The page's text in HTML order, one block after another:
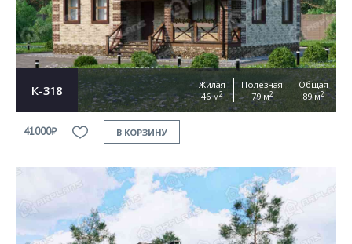
К-318
Жилая
46 м2
Полезная
79 м2
Общая
89 м2
41000₽ В КОРЗИНУ